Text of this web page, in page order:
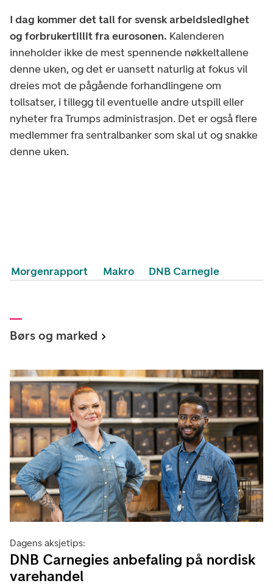
I dag kommer det tall for svensk arbeidsledighet
og forbrukertillit fra eurosonen. Kalenderen
inneholder ikke de mest spennende nøkkeltallene
denne uken, og det er uansett naturlig at fokus vil
dreies mot de pågående forhandlingene om
tollsatser, i tillegg til eventuelle andre utspill eller
nyheter fra Trumps administrasjon. Det er også flere
medlemmer fra sentralbanker som skal ut og snakke
denne uken.
Morgenrapport Makro DNB Carnegie
Børs og marked
Dagens aksjetips:
DNB Carnegies anbefaling på nordisk
varehandel